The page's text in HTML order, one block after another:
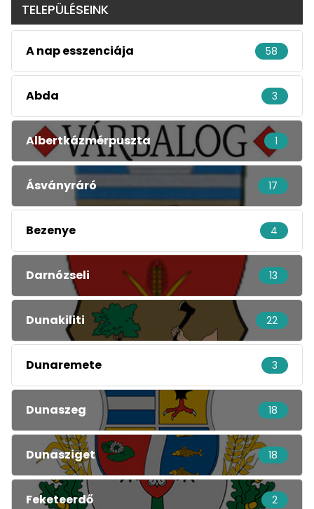
TELEPÜLÉSEINK
A nap esszenciája 58
Abda 3
Albertkázmérpuszta 1
Ásványráró 17
Bezenye 4
Darnózseli 13
Dunakiliti 22
Dunaremete 3
Dunaszeg 18
Dunasziget 18
Feketeerdő 2